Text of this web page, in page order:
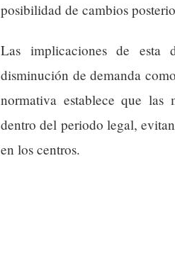
posibilidad de cambios
Las implicaciones de esta
disminución de demanda
normativa establece que las
dentro del periodo legal,
en los centros.